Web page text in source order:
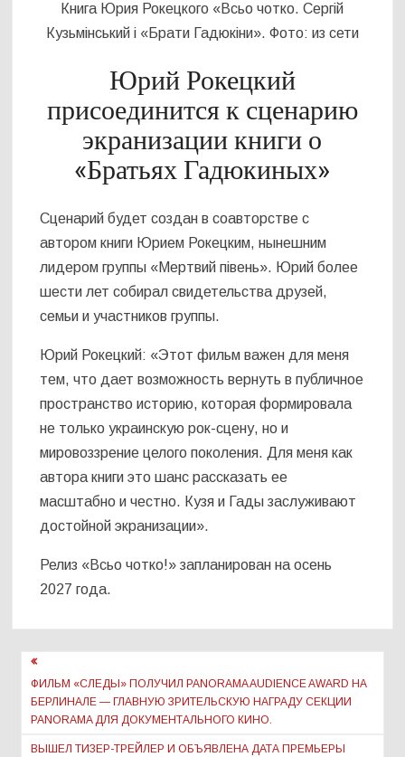
Книга Юрия Рокецкого «Всьо чотко. Сергій
Кузьмінський і «Брати Гадюкіни». Фото: из сети
Юрий Рокецкий
присоединится к сценарию
экранизации книги о
«Братьях Гадюкиных»
Сценарий будет создан в соавторстве с
автором книги Юрием Рокецким, нынешним
лидером группы «Мертвий півень». Юрий более
шести лет собирал свидетельства друзей,
семьи и участников группы.
Юрий Рокецкий: «Этот фильм важен для меня
тем, что дает возможность вернуть в публичное
пространство историю, которая формировала
не только украинскую рок-сцену, но и
мировоззрение целого поколения. Для меня как
автора книги это шанс рассказать ее
масштабно и честно. Кузя и Гады заслуживают
достойной экранизации».
Релиз «Всьо чотко!» запланирован на осень
2027 года.
Навигация
по
записям
ФИЛЬМ «СЛЕДЫ» ПОЛУЧИЛ PANORAMA AUDIENCE AWARD НА
БЕРЛИНАЛЕ — ГЛАВНУЮ ЗРИТЕЛЬСКУЮ НАГРАДУ СЕКЦИИ
PANORAMA ДЛЯ ДОКУМЕНТАЛЬНОГО КИНО.
ВЫШЕЛ ТИЗЕР-ТРЕЙЛЕР И ОБЪЯВЛЕНА ДАТА ПРЕМЬЕРЫ